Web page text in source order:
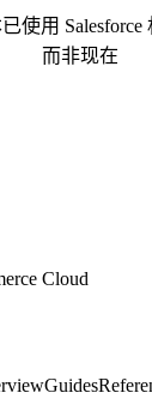
使用
而非现在
Cloud
Guides